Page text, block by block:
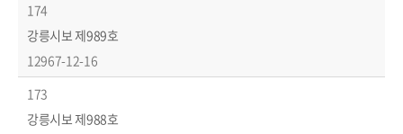
174
강릉시보 제989호
12967-12-16
173
강릉시보 제988호